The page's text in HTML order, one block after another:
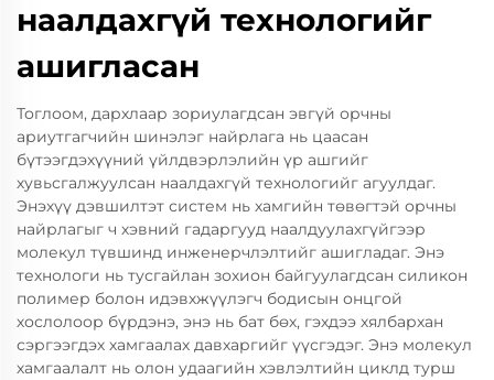
наалдахгүй технологийг
ашигласан
Тоглоом, дархлаар зориулагдсан эвгүй орчны
ариутгагчийн шинэлэг найрлага нь цаасан
бүтээгдэхүүний үйлдвэрлэлийн үр ашгийг
хувьсгалжуулсан наалдахгүй технологийг агуулдаг.
Энэхүү дэвшилтэт систем нь хамгийн төвөгтэй орчны
найрлагыг ч хэвний гадаргууд наалдуулахгүйгээр
молекул түвшинд инженерчлэлтийг ашигладаг. Энэ
технологи нь тусгайлан зохион байгуулагдсан силикон
полимер болон идэвхжүүлэгч бодисын онцгой
хослолоор бүрдэнэ, энэ нь бат бөх, гэхдээ хялбархан
сэргээгдэх хамгаалах давхаргийг үүсгэдэг. Энэ молекул
хамгаалалт нь олон удаагийн хэвлэлтийн циклд турш